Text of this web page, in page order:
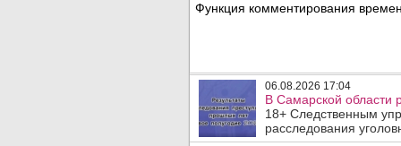
Функция комментирования
06.08.2026 17:04
В Самарской области
18+ Следственным
расследования